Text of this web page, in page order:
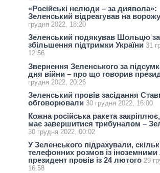
«Російські нелюди – за диявола»:
Зеленський відреагував на
грудня 2022, 18:20
Зеленський подякував Шольцю за
збільшення підтримки України 31
12:56
Звернення Зеленського за
дня війни – про що говорив
грудня 2022, 20:26
Зеленський провів засідання
обговорювали 30 грудня 2022, 16:00
Кожна російська ракета
має завершитися трибуналом –
30 грудня 2022, 00:02
У Зеленського підрахували,
телефонних розмов із іноземними
президент провів із 24 лютого 29
16:58